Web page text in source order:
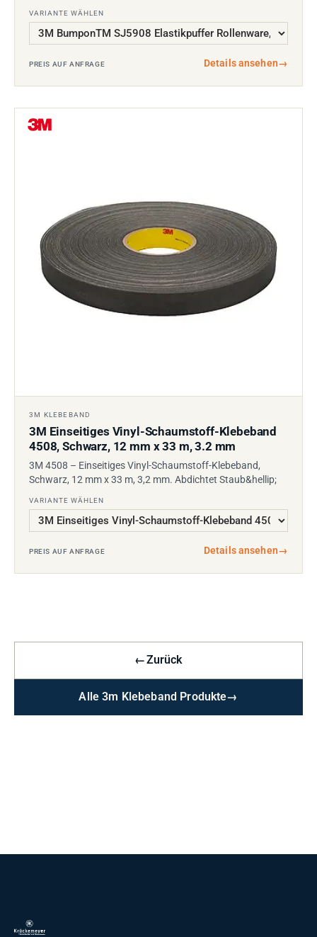
VARIANTE WÄHLEN
PREIS AUF ANFRAGE Details ansehen→
3M KLEBEBAND
3M Einseitiges Vinyl-Schaumstoff-Klebeband
4508, Schwarz, 12 mm x 33 m, 3.2 mm
3M 4508 – Einseitiges Vinyl-Schaumstoff-Klebeband,
Schwarz, 12 mm x 33 m, 3,2 mm. Abdichtet Staub&hellip;
VARIANTE WÄHLEN
PREIS AUF ANFRAGE Details ansehen→
←Zurück
Alle 3m Klebeband Produkte→